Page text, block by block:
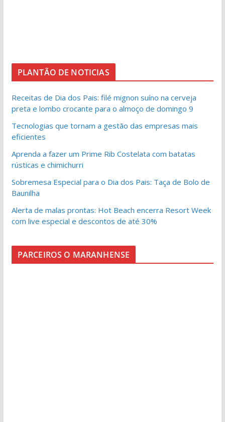
PLANTÃO DE NOTICIAS
Receitas de Dia dos Pais: filé mignon suíno na cerveja
preta e lombo crocante para o almoço de domingo 9
Tecnologias que tornam a gestão das empresas mais
eficientes
Aprenda a fazer um Prime Rib Costelata com batatas
rústicas e chimichurri
Sobremesa Especial para o Dia dos Pais: Taça de Bolo de
Baunilha
Alerta de malas prontas: Hot Beach encerra Resort Week
com live especial e descontos de até 30%
PARCEIROS O MARANHENSE